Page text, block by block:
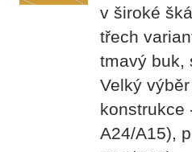
v široké
třech
tmavý buk,
Velký
konstrukce
A24/A15),